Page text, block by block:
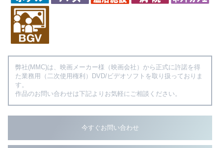
弊社(MMC)は、映画メーカー様（映画会社）から正式に許諾を得
た業務用（二次使用権利）DVD/ビデオソフトを取り扱っておりま
す。
作品のお問い合わせは下記よりお気軽にご相談ください。
今すぐお問い合わせ